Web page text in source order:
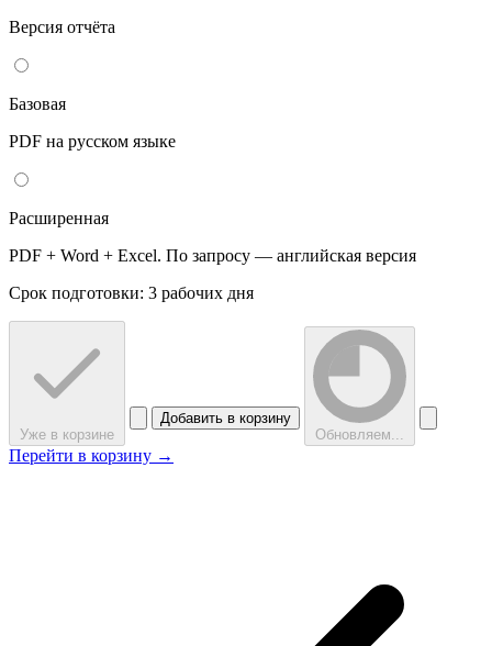
Версия отчёта
Базовая
PDF на русском языке
Расширенная
PDF + Word + Excel. По запросу — английская версия
Срок подготовки: 3 рабочих дня
Уже в корзине
Добавить в корзину
Обновляем...
Перейти в корзину →